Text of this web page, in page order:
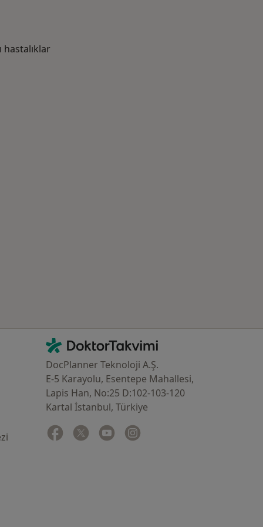
hastalıklar
İletişim
DoktorTakvimi - Ana Sayfa
DocPlanner Teknoloji A.Ş.
E-5 Karayolu, Esentepe Mahallesi,
Lapis Han, No:25 D:102-103-120
Kartal İstanbul, Türkiye
Facebook
yeni bir sekmede açılır
Twitter
yeni bir sekmede açılır
Youtube
yeni bir sekmede açılır